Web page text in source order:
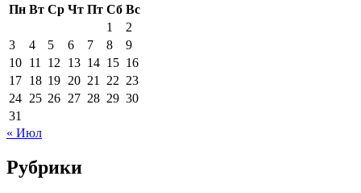
Пн Вт Ср Чт Пт Сб Вс
1
2
3
4 5 6 7 8
9
10 11 12 13 14 15 16
17 18 19 20 21 22 23
24 25 26 27 28 29 30
31
« Июл
Рубрики